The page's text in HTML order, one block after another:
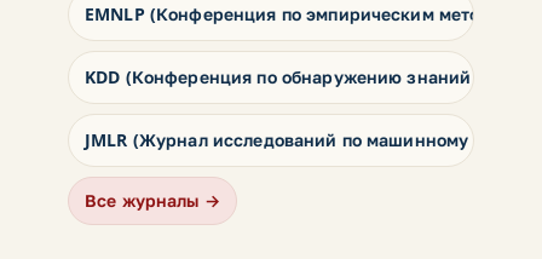
EMNLP (Конференция по эмпирическим методам в
KDD (Конференция по обнаружению знаний и
JMLR (Журнал исследований по машинному
Все журналы →